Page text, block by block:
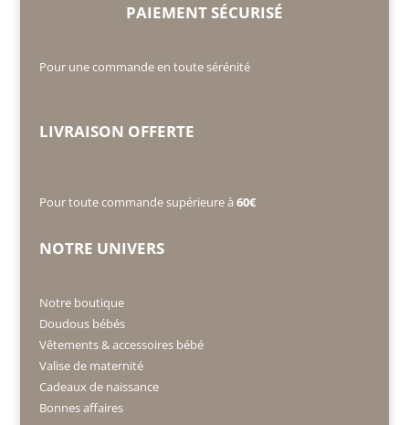
PAIEMENT SÉCURISÉ
Pour une commande en toute sérénité
LIVRAISON OFFERTE
Pour toute commande supérieure à 60€
NOTRE UNIVERS
Notre boutique
Doudous bébés
Vêtements & accessoires bébé
Valise de maternité
Cadeaux de naissance
Bonnes affaires